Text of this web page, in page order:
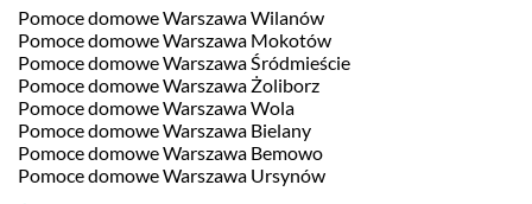
Pomoce domowe Warszawa Wilanów
Pomoce domowe Warszawa Mokotów
Pomoce domowe Warszawa Śródmieście
Pomoce domowe Warszawa Żoliborz
Pomoce domowe Warszawa Wola
Pomoce domowe Warszawa Bielany
Pomoce domowe Warszawa Bemowo
Pomoce domowe Warszawa Ursynów